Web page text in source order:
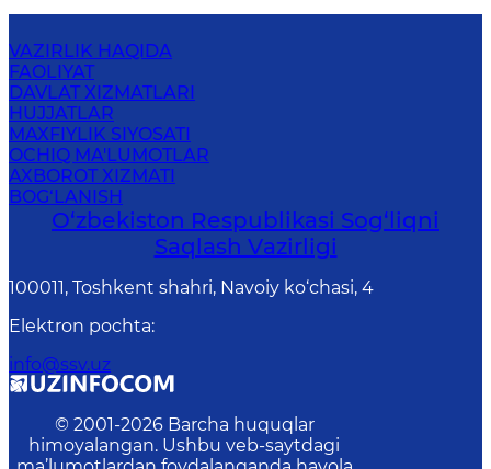
VAZIRLIK HAQIDA
FAOLIYAT
DAVLAT XIZMATLARI
HUJJATLAR
MAXFIYLIK SIYOSATI
OCHIQ MA'LUMOTLAR
AXBOROT XIZMATI
BOG‘LANISH
O‘zbеkistоn Rеspublikаsi Sоg‘liqni
Saqlash Vаzirligi
100011, Toshkent shahri, Navoiy ko‘chаsi, 4
Elektron pochta:
info@ssv.uz
© 2001-2026 Barcha huquqlar
himoyalangan. Ushbu veb-saytdagi